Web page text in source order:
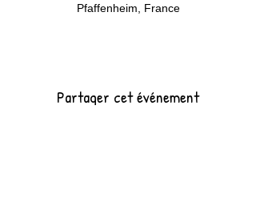
Pfaffenheim, France
Partager cet événement